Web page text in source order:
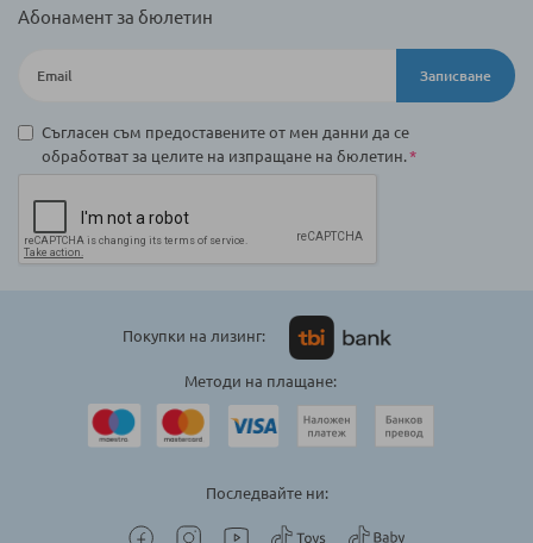
Абонамент за бюлетин
Записване
Съгласен съм предоставените от мен данни да се
обработват за целите на изпращане на бюлетин.
Покупки на лизинг:
Методи на плащане:
Последвайте ни: